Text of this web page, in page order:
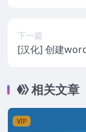
下一篇
[汉化] 创建
相关文章
VIP